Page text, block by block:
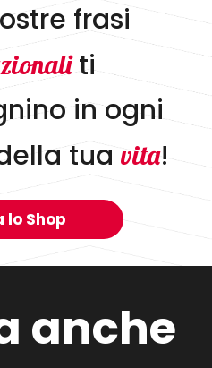
frasi
ti
in ogni
tua vita!
lo Shop
anche